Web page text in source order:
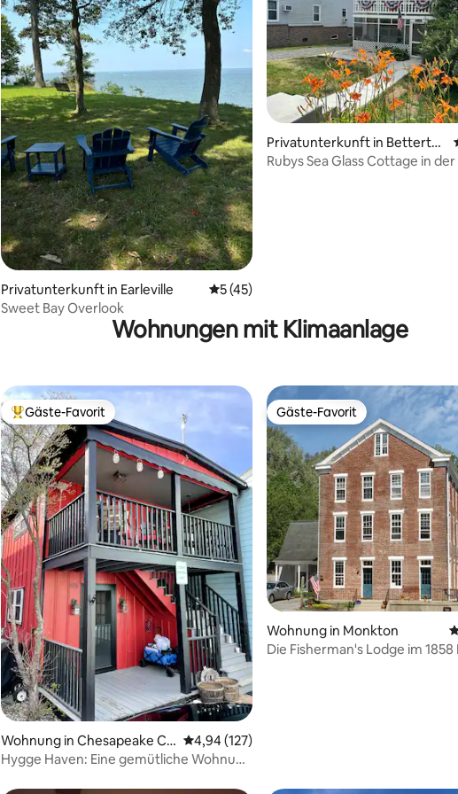
Bewertung: 4,9 von 5, 115 Bewertungen
Privatunterkunft in Earleville Durchschnittliche Bewertung: 5 von 5,
5 (45)
Sweet Bay Overlook
Privatunterkunft in Betterto
n
Rubys Sea Glass Cottage in
Wohnungen mit Klimaanlage
Bewertung: 4,97 von 5, 120 Bewertungen
Beliebter Gäste-Favorit.
Gäste-Favorit
Wohnung in Chesapeake Cit
y
Durchschnittliche Bewertung: 4,94 von 5,
4,94 (127)
Hygge Haven: Eine gemütliche Wohnung
Gäste-Favorit
Gäste-Favorit
Wohnung in Monkton
Die Fisherman's Lodge im